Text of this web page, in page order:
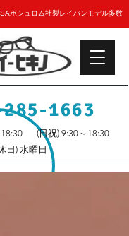
(日祝) 9:30～18:30
1663
日) 水曜日
ボシュロム社製レイバンモデル多数